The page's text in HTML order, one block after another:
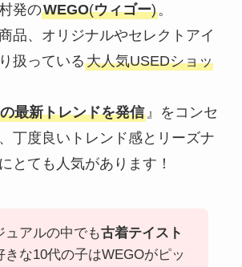
発のWEGO(ウィゴー)。
品、オリジナルやセレクトアイ
扱っている大人気USEDショッ
最新トレンドを発信』をコンセ
丁度良いトレンド感とリーズナ
とても人気があります！
ュアルの中でも古着テイスト
きな10代の子はWEGOがピッ